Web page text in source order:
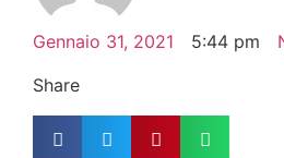
Gennaio 31, 2021 5:44 pm
Share